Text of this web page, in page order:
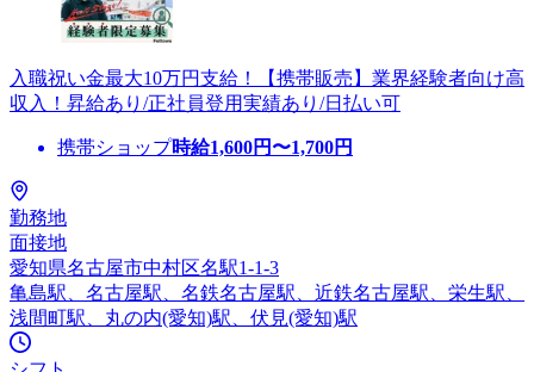
入職祝い金最大10万円支給！【携帯販売】業界経験者向け高
収入！昇給あり/正社員登用実績あり/日払い可
携帯ショップ時給1,600円〜1,700円
勤務地
面接地
愛知県名古屋市中村区名駅1-1-3
亀島駅、名古屋駅、名鉄名古屋駅、近鉄名古屋駅、栄生駅、
浅間町駅、丸の内(愛知)駅、伏見(愛知)駅